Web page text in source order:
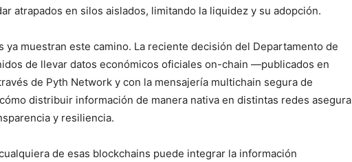
atrapados en silos aislados, limitando la liquidez y su adopción.
ya muestran este camino. La reciente decisión del Departamento de
de llevar datos económicos oficiales on-chain —publicados en
de Pyth Network y con la mensajería multichain segura de
distribuir información de manera nativa en distintas redes asegura
y resiliencia.
de esas blockchains puede integrar la información